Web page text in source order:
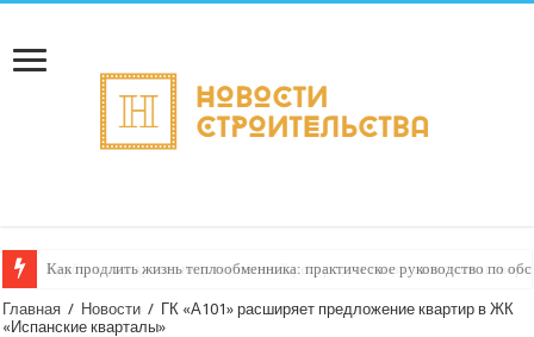
Как продлить жизнь теплообменника: практическое руководство по
Горбыль как дрова: недооценённый ресурс для тепла, экономии и
Главная / Новости / ГК «А101» расширяет предложение квартир в ЖК
«Испанские кварталы»